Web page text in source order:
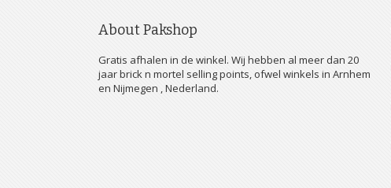
About Pakshop
Gratis afhalen in de winkel. Wij hebben al meer dan 20
jaar brick n mortel selling points, ofwel winkels in Arnhem
en Nijmegen , Nederland.